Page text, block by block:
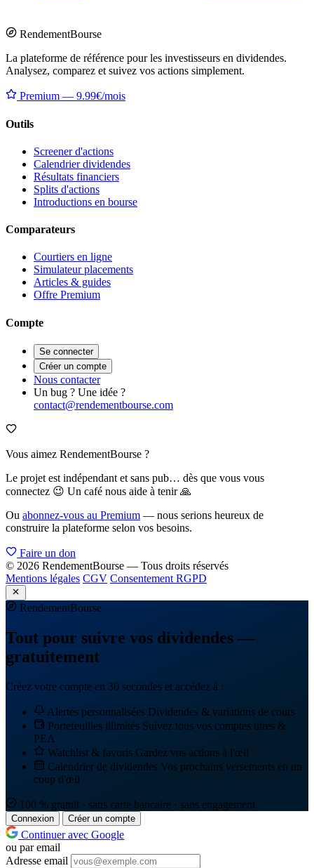
RendementBourse
La plateforme de référence pour les investisseurs en dividendes.
Analysez, comparez et suivez vos actions simplement.
Premium — 9.99€/mois
Outils
Screener d'actions
Calendrier dividendes
Résultats financiers
Splits d'actions
Introductions en bourse
Comparateurs
Courtiers en ligne
Simulateur placements
Articles & guides
Offre Premium
Compte
Se connecter
Créer un compte
Nous contacter
Un bug ? Une idée ?
contact@rendementbourse.com
Vous aimez RendementBourse ?
Le projet est indépendant et sans pub… dès que vous vous
connectez 😉 Un café nous aide à tenir 🙏
Ou abonnez-vous au Premium — nous serions heureux de
construire la plateforme selon vos besoins.
Faire un don
© 2026 RendementBourse — Tous droits réservés
Mentions légales CGV Consentement RGPD
RendementBourse
Tout pour suivre vos dividendes —
gratuitement
Créez votre compte en 30 secondes et accédez à :
Alertes personnalisées Dividendes & variations de cours
Portefeuilles illimités Suivez tous vos comptes titres &
PEA
Watchlist & favoris Gardez vos actions à l'œil
Calendrier de dividendes Vos prochains versements en un
coup d'œil
100 % gratuit · sans carte bancaire · sans engagement
Connexion Créer un compte
Continuer avec Google
ou par email
Adresse email